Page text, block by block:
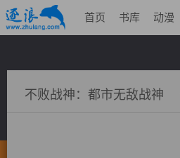
首页 书库 动漫
不败战神：都市无敌战神